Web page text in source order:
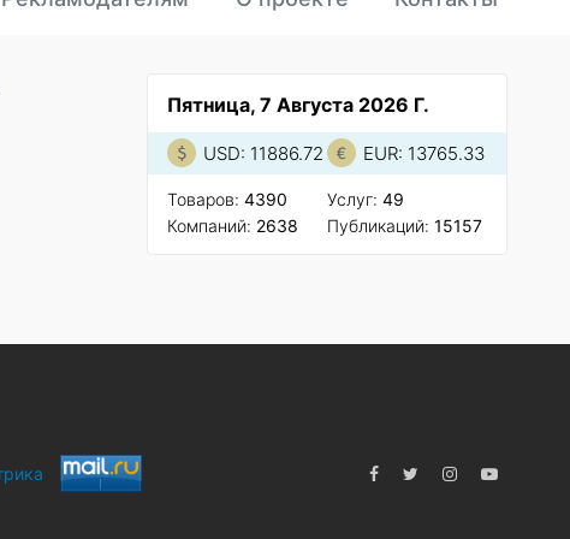
Пятница, 7 Августа 2026 Г.
USD: 11886.72 EUR: 13765.33
Товаров: 4390
Компаний: 2638
Услуг: 49
Публикаций: 15157